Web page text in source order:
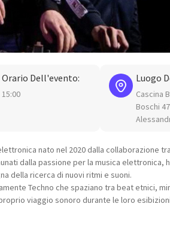
Orario Dell'evento:
15:00
Luogo
Cascina
Boschi
nato nel 2020 dalla collaborazione
dalla passione per la musica elettronica,
della ricerca di nuovi ritmi e suoni.
Techno che spaziano tra beat etnici,
viaggio sonoro durante le loro